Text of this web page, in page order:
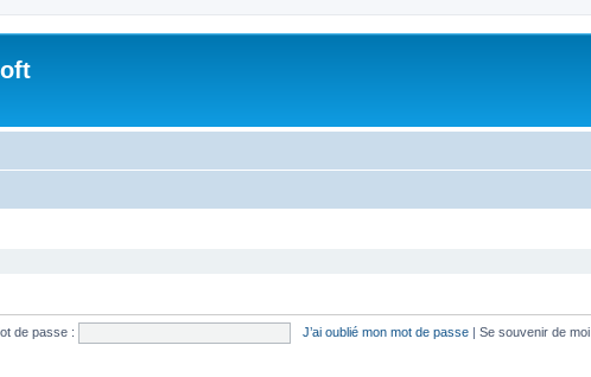
de passe : J’ai oublié mon mot de passe | Se souvenir de moi